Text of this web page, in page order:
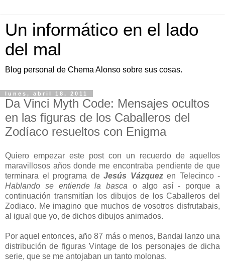
Un informático en el lado
del mal
Blog personal de Chema Alonso sobre sus cosas.
lunes, abril 18, 2011
Da Vinci Myth Code: Mensajes ocultos
en las figuras de los Caballeros del
Zodíaco resueltos con Enigma
Quiero empezar este post con un recuerdo de aquellos
maravillosos años donde me encontraba pendiente de que
terminara el programa de Jesús Vázquezen Telecinco -
Hablando se entiende la basca o algo así - porque a
continuación transmitían los dibujos de los Caballeros del
Zodiaco. Me imagino que muchos de vosotros disfrutabais,
al igual que yo, de dichos dibujos animados.
Por aquel entonces, año 87 más o menos, Bandai lanzo una
distribución de figuras Vintage de los personajes de dicha
serie, que se me antojaban un tanto molonas.